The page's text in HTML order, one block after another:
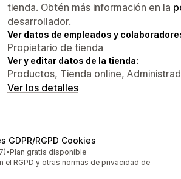
tienda. Obtén más información en la
desarrollador.
Ver datos de empleados y
Propietario de tienda
Ver y editar datos de la tienda:
Productos, Tienda online,
Ver los detalles
GDPR/RGPD Cookies
en total
•Plan gratis disponible
el RGPD y otras normas de privacidad de